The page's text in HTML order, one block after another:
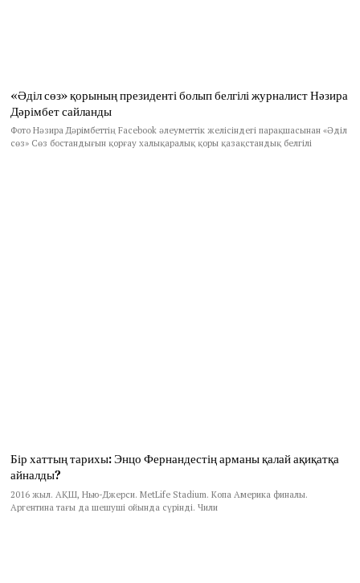
«Әділ сөз» қорының президенті болып белгілі журналист Нәзира
Дәрімбет сайланды
Фото Нәзира Дәрімбеттің Facebook әлеуметтік желісіндегі парақшасынан «Әділ
сөз» Сөз бостандығын қорғау халықаралық қоры қазақстандық белгілі
Бір хаттың тарихы: Энцо Фернандестің арманы қалай ақиқатқа
айналды?
2016 жыл. АҚШ, Нью-Джерси. MetLife Stadium. Копа Америка финалы.
Аргентина тағы да шешуші ойында сүрінді. Чили